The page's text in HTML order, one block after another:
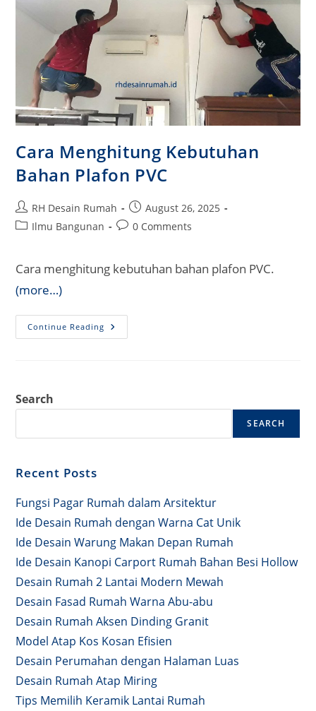
Cara Menghitung Kebutuhan
Bahan Plafon PVC
Post
author:
RH Desain Rumah
Post
published:
August 26, 2025
PostIlmu Bangunan
Post0 Comments
Cara menghitung kebutuhan bahan plafon PVC.
(more…)
Continue Reading Cara
Menghitung
Search
SEARCH
Recent Posts
Fungsi Pagar Rumah dalam Arsitektur
Ide Desain Rumah dengan Warna Cat Unik
Ide Desain Warung Makan Depan Rumah
Ide Desain Kanopi Carport Rumah Bahan Besi Hollow
Desain Rumah 2 Lantai Modern Mewah
Desain Fasad Rumah Warna Abu-abu
Desain Rumah Aksen Dinding Granit
Model Atap Kos Kosan Efisien
Desain Perumahan dengan Halaman Luas
Desain Rumah Atap Miring
Tips Memilih Keramik Lantai Rumah